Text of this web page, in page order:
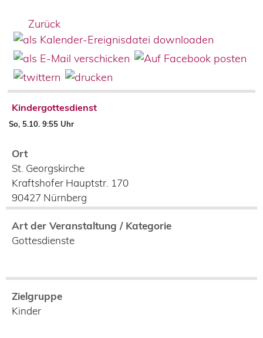
Zurück
Kindergottesdienst
So, 5.10. 9:55 Uhr
Ort
St. Georgskirche
Kraftshofer Hauptstr. 170
90427 Nürnberg
Art der Veranstaltung / Kategorie
Gottesdienste
Zielgruppe
Kinder